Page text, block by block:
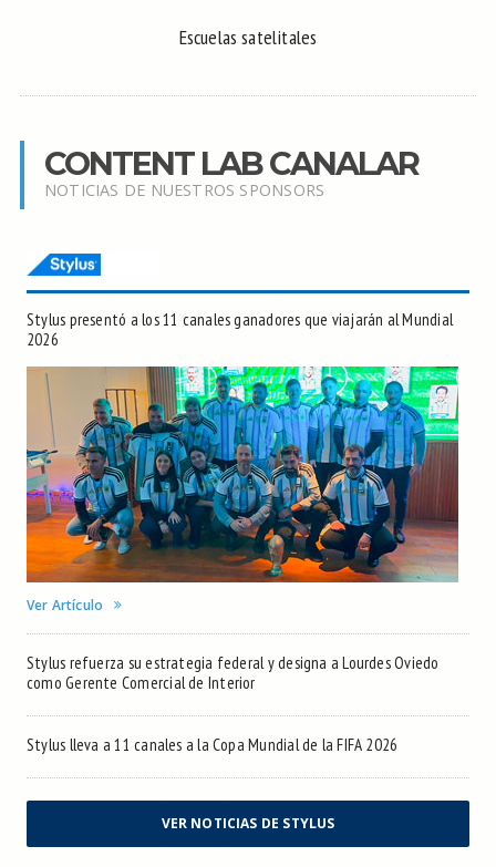
Escuelas satelitales
CONTENT LAB CANALAR
NOTICIAS DE NUESTROS SPONSORS
Stylus presentó a los 11 canales ganadores que viajarán al Mundial
2026
Ver Artículo
Stylus refuerza su estrategia federal y designa a Lourdes Oviedo
como Gerente Comercial de Interior
Stylus lleva a 11 canales a la Copa Mundial de la FIFA 2026
VER NOTICIAS DE STYLUS